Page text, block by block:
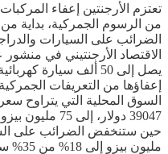
تعتزم الأرجنتين إعفاء
من الرسوم الجمركية، بداية
الضرائب على السيارات
الاقتصاد الأرجنتيني في
يصل إلى 50 ألف سيارة
إعفاؤها من التعريفات
39047 دولار،
مليون بيزو إلى 18% من 35% سابقا.